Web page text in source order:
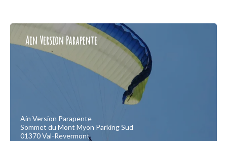
Ain Version Parapente
Ain Version Parapente
Sommet du Mont Myon Parking Sud
01370 Val-Revermont